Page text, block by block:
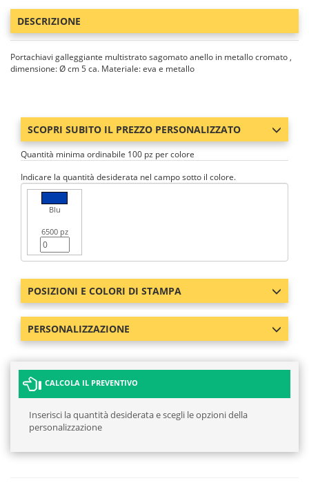
DESCRIZIONE
Portachiavi galleggiante multistrato sagomato anello in metallo cromato ,
dimensione: Ø cm 5 ca. Materiale: eva e metallo
SCOPRI SUBITO IL PREZZO PERSONALIZZATO
Quantità minima ordinabile 100 pz per colore
Indicare la quantità desiderata nel campo sotto il colore.
Blu
6500 pz
POSIZIONI E COLORI DI STAMPA
PERSONALIZZAZIONE
CALCOLA IL PREVENTIVO
Inserisci la quantità desiderata e scegli le opzioni della
personalizzazione